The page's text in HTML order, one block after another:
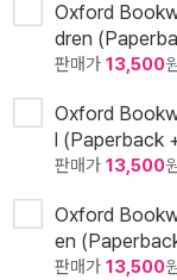
Oxford
dren
판매가 13,500
Oxford
l (Paperback
판매가 13,500
Oxford
en
판매가 13,500